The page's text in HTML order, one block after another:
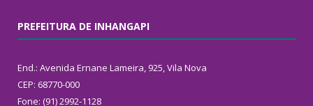
PREFEITURA DE INHANGAPI
End.: Avenida Ernane Lameira, 925, Vila Nova
CEP: 68770-000
Fone: (91) 2992-1128